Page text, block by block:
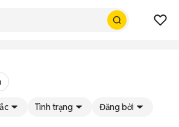
Tình trạng Đăng bởi